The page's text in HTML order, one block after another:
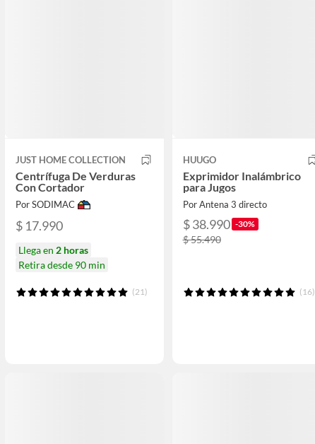
JUST HOME COLLECTION
Centrífuga De Verduras
Con Cortador
Por SODIMAC
$ 17.990
Llega en 2 horas
Retira desde 90 min
(21)
HUUGO
Exprimidor Inalámbrico
para Jugos
Por Antena 3 directo
$ 38.990 -30%
$ 55.490
(16)